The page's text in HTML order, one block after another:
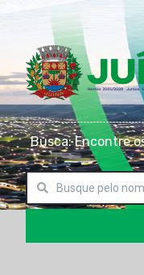
Busca: Encontre